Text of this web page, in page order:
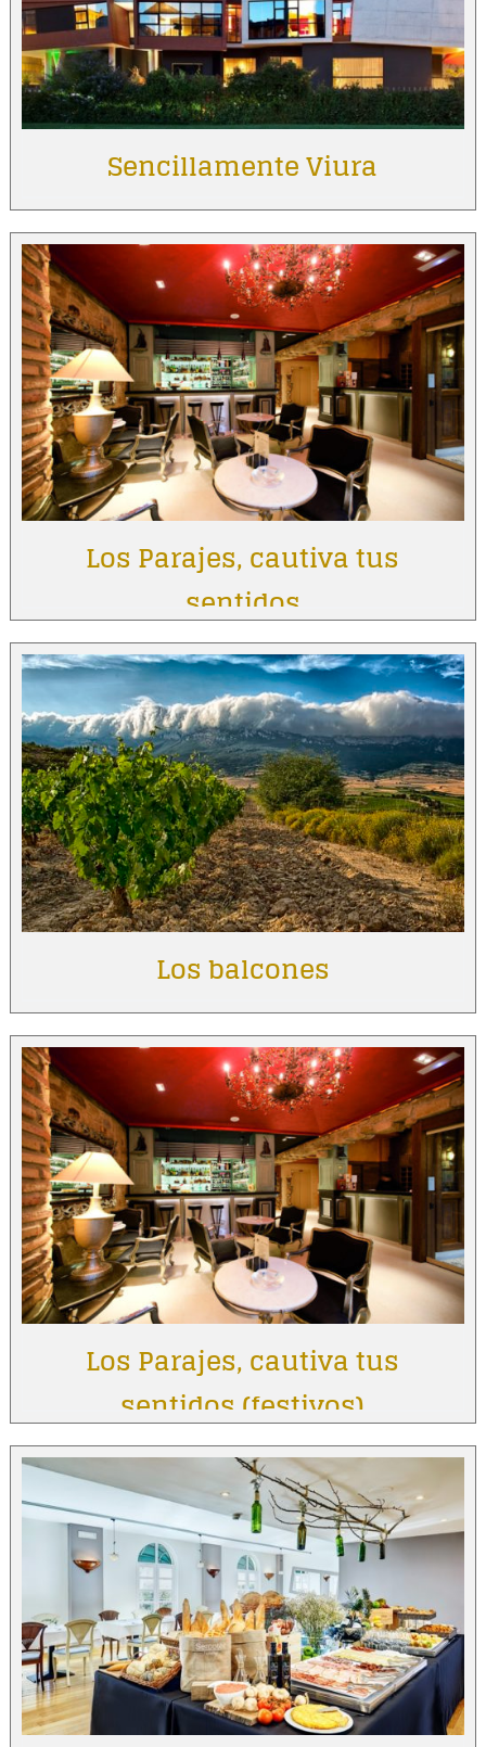
Sencillamente Viura
Los Parajes, cautiva tus
sentidos
Los balcones
Los Parajes, cautiva tus
sentidos (festivos)